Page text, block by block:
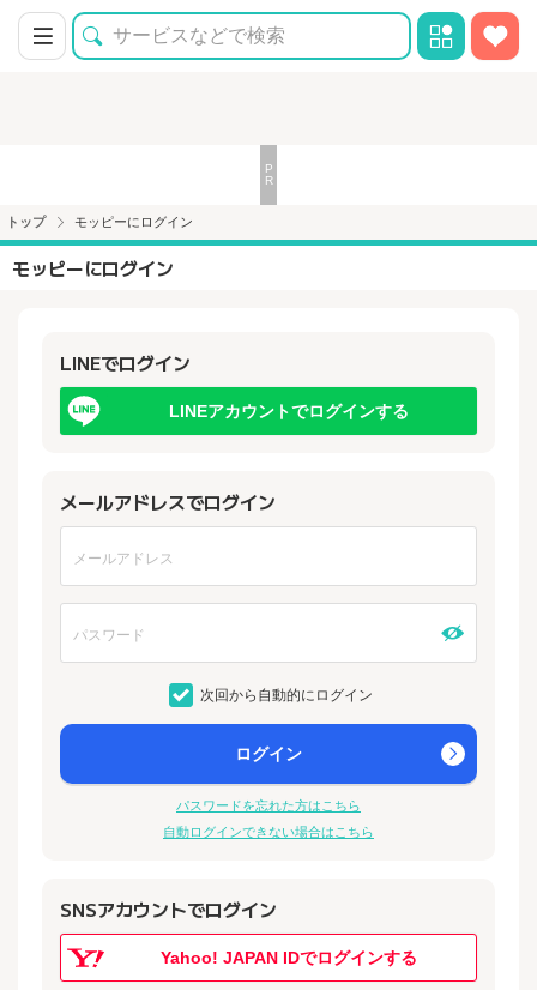
トップ モッピーにログイン
モッピーにログイン
LINEでログイン
LINEアカウントでログインする
メールアドレスでログイン
次回から自動的にログイン
ログイン
パスワードを忘れた方はこちら
自動ログインできない場合はこちら
SNSアカウントでログイン
Yahoo! JAPAN IDでログインする